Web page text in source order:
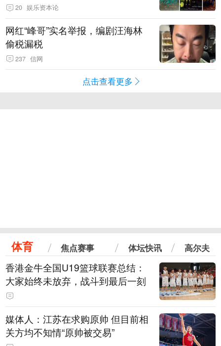
20 娱乐资本论
网红“峰哥”实名举报，编剧汪海林
偷税漏税
237 信网
点击查看更多
体育 焦点赛事 体坛快讯 高尔夫
香港金牛全国U19篮球联赛总结：
大家始终未放弃，战斗到最后一刻
媒体人：江苏在求购原帅 但目前相
关方均不知情“原帅被交易”